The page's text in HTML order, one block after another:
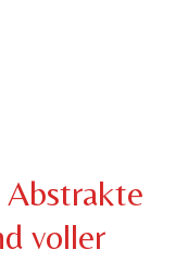
Abstrakte
voller